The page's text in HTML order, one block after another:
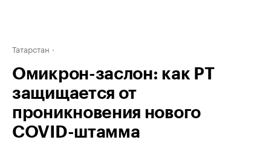
Татарстан
Омикрон-заслон: как РТ
защищается от
проникновeния нового
COVID-штамма